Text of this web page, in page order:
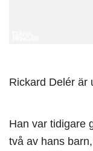
Rickard Delér är
Han var tidigare
två av hans